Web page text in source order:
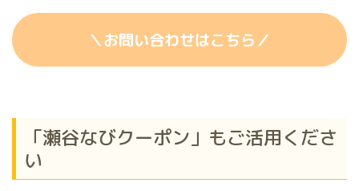
＼お問い合わせはこちら／
「瀬谷なびクーポン」もご活用くださ
い